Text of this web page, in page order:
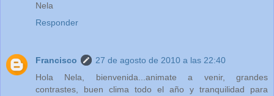
Nela
Responder
Francisco
27 de agosto de 2010 a las 22:40
Hola Nela, bienvenida...animate a venir, grandes
contrastes, buen clima todo el año y tranquilidad para